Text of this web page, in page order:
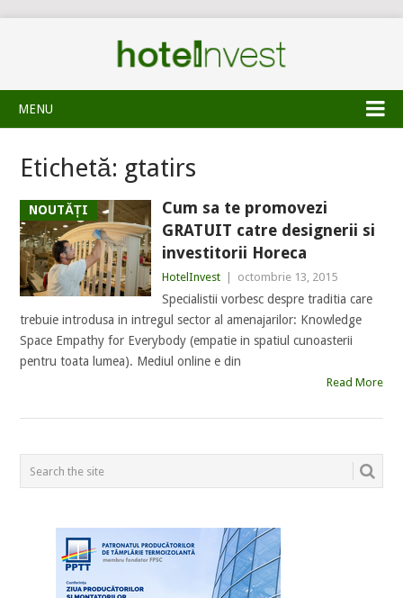
MENU
Etichetă: gtatirs
NOUTĂȚI
Cum sa te promovezi
GRATUIT catre designerii si
investitorii Horeca
HotelInvest octombrie 13, 2015
Specialistii vorbesc despre traditia care
trebuie introdusa in intregul sector al amenajarilor: Knowledge
Space Empathy for Everybody (empatie in spatiul cunoasterii
pentru toata lumea). Mediul online e din
Read More
POSTS
NAVIGATION